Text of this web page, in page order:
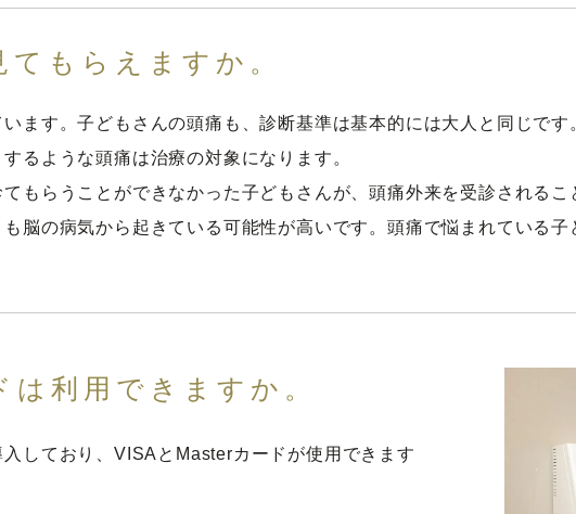
もらえますか。
ます。子どもさんの頭痛も、診断基準は基本的には大人と同じです
るような頭痛は治療の対象になります。
もらうことができなかった子どもさんが、頭痛外来を受診される
脳の病気から起きている可能性が高いです。頭痛で悩まれている
利用できますか。
しており、VISAとMasterカードが使用できます